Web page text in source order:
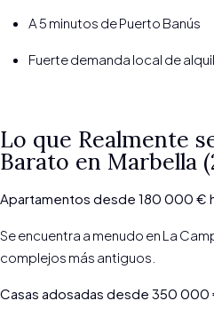
A 5 minutos de Puerto Banús
Fuerte demanda local de
Lo que Realmente
Barato en Marbella
Apartamentos desde 180 000 €
Se encuentra a menudo en La
complejos más antiguos.
Casas adosadas desde 350